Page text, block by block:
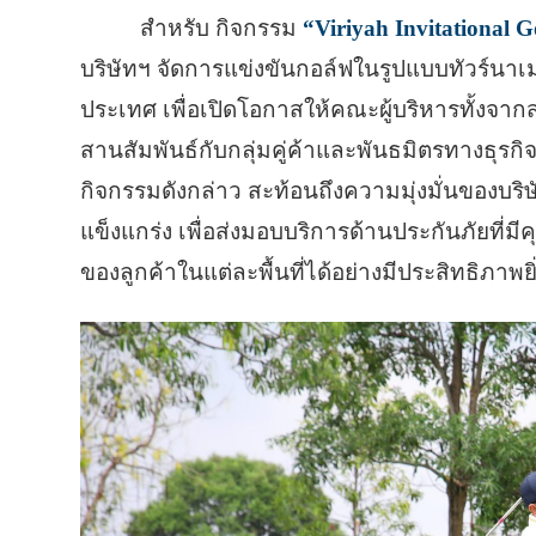
สำหรับ กิจกรรม “Viriyah Invitational
บริษัทฯ จัดการแข่งขันกอล์ฟในรูปแบบทัวร์นา
ประเทศ เพื่อเปิดโอกาสให้คณะผู้บริหารทั้งจ
สานสัมพันธ์กับกลุ่มคู่ค้าและพันธมิตรทางธุรกิ
กิจกรรมดังกล่าว สะท้อนถึงความมุ่งมั่นของบริ
แข็งแกร่ง เพื่อส่งมอบบริการด้านประกันภัยที่
ของลูกค้าในแต่ละพื้นที่ได้อย่างมีประสิทธิภาพ